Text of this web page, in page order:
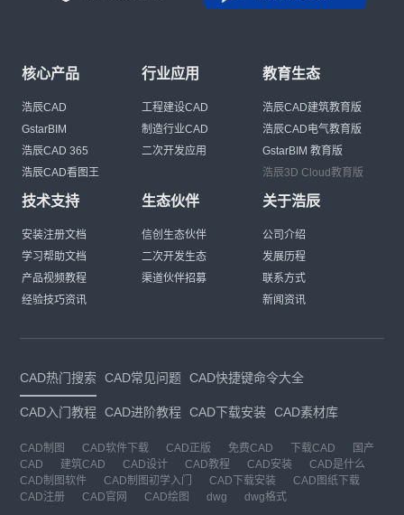
核心产品
浩辰CAD
GstarBIM
浩辰CAD 365
浩辰CAD看图王
行业应用
工程建设CAD
制造行业CAD
二次开发应用
教育生态
浩辰CAD建筑教育版
浩辰CAD电气教育版
GstarBIM 教育版
浩辰3D Cloud教育版
技术支持
安装注册文档
学习帮助文档
产品视频教程
经验技巧资讯
生态伙伴
信创生态伙伴
二次开发生态
渠道伙伴招募
关于浩辰
公司介绍
发展历程
联系方式
新闻资讯
CAD热门搜索 CAD常见问题 CAD快捷键命令大全
CAD入门教程 CAD进阶教程 CAD下载安装 CAD素材库
CAD制图 CAD软件下载 CAD正版 免费CAD 下载CAD
国产
CAD
建筑CAD CAD设计 CAD教程 CAD安装
CAD是什么
CAD制图软件
CAD制图初学入门 CAD下载安装
CAD图纸下载
CAD注册
CAD官网 CAD绘图 dwg dwg格式